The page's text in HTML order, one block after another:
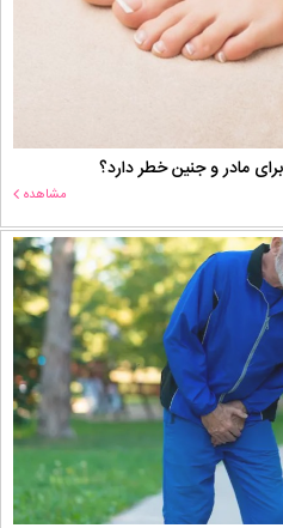
مادر و جنین خطر دارد؟
مشاهده